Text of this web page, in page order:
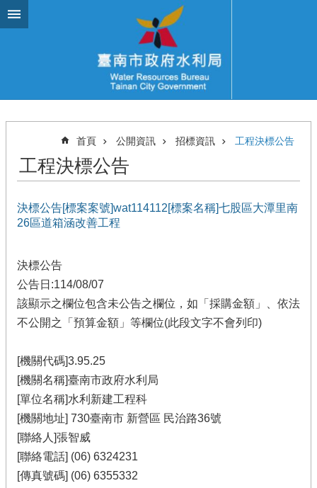
跳到主要內容區塊
首頁 公開資訊 招標資訊 工程決標公告
工程決標公告
決標公告[標案案號]wat114112[標案名稱]七股區大潭里南
26區道箱涵改善工程
決標公告
公告日:114/08/07
該顯示之欄位包含未公告之欄位，如「採購金額」、依法
不公開之「預算金額」等欄位(此段文字不會列印)
[機關代碼]3.95.25
[機關名稱]臺南市政府水利局
[單位名稱]水利新建工程科
[機關地址] 730臺南市 新營區 民治路36號
[聯絡人]張智威
[聯絡電話] (06) 6324231
[傳真號碼] (06) 6355332